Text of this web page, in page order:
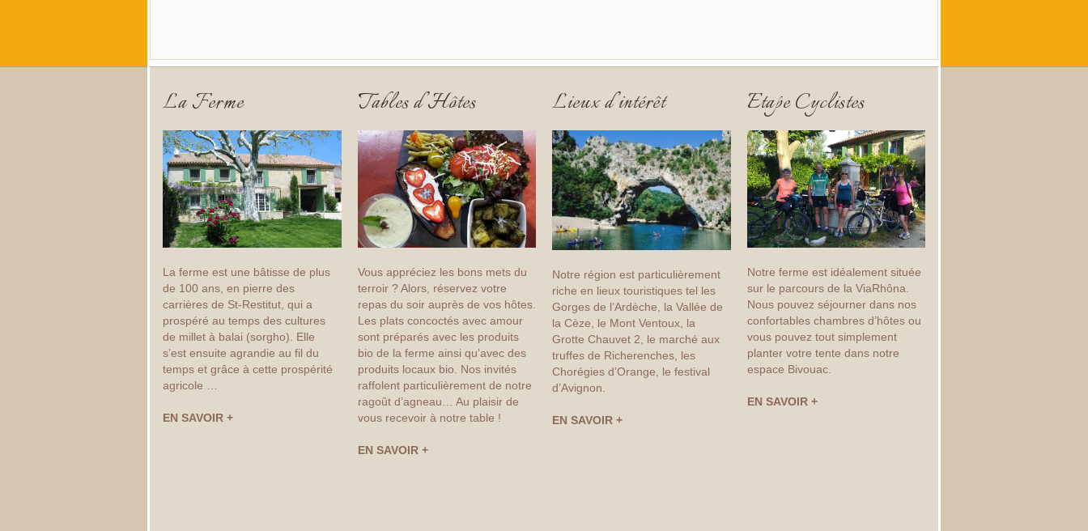
La Ferme
La ferme est une bâtisse de plus
de 100 ans, en pierre des
carrières de St-Restitut, qui a
prospéré au temps des cultures
de millet à balai (sorgho). Elle
s’est ensuite agrandie au fil du
temps et grâce à cette prospérité
agricole …
EN SAVOIR +
Tables d’Hôtes
Vous appréciez les bons mets du
terroir ? Alors, réservez votre
repas du soir auprès de vos hôtes.
Les plats concoctés avec amour
sont préparés avec les produits
bio de la ferme ainsi qu’avec des
produits locaux bio. Nos invités
raffolent particulièrement de notre
ragoût d’agneau… Au plaisir de
vous recevoir à notre table !
EN SAVOIR +
Lieux d’intérêt
Notre région est particulièrement
riche en lieux touristiques tel les
Gorges de l’Ardèche, la Vallée de
la Cèze, le Mont Ventoux, la
Grotte Chauvet 2, le marché aux
truffes de Richerenches, les
Chorégies d’Orange, le festival
d’Avignon.
EN SAVOIR +
Etape Cyclistes
Notre ferme est idéalement située
sur le parcours de la ViaRhôna.
Nous pouvez séjourner dans nos
confortables chambres d’hôtes ou
vous pouvez tout simplement
planter votre tente dans notre
espace Bivouac.
EN SAVOIR +